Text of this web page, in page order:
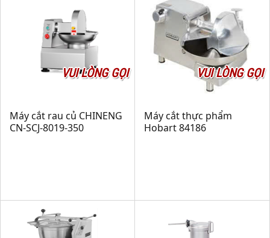
VUI LÒNG GỌI
Máy cắt rau củ CHINENG
CN-SCJ-8019-350
VUI LÒNG GỌI
Máy cắt thực phẩm
Hobart 84186